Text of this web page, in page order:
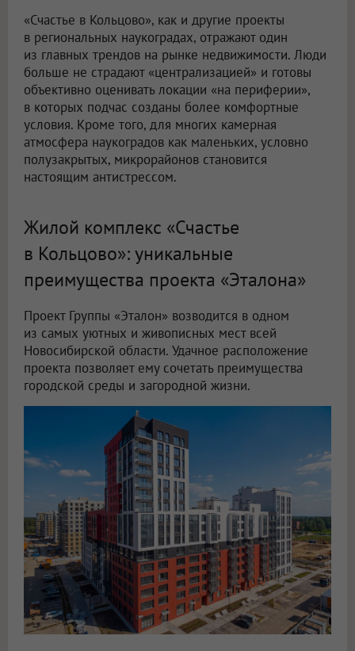
«Счастье в Кольцово», как и другие проекты
в региональных наукоградах, отражают один
из главных трендов на рынке недвижимости. Люди
больше не страдают «централизацией» и готовы
объективно оценивать локации «на периферии»,
в которых подчас созданы более комфортные
условия. Кроме того, для многих камерная
атмосфера наукоградов как маленьких, условно
полузакрытых, микрорайонов становится
настоящим антистрессом.
Жилой комплекс «Счастье
в Кольцово»: уникальные
преимущества проекта «Эталона»
Проект Группы «Эталон» возводится в одном
из самых уютных и живописных мест всей
Новосибирской области. Удачное расположение
проекта позволяет ему сочетать преимущества
городской среды и загородной жизни.